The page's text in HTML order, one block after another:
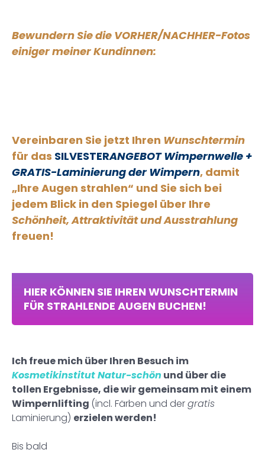
Bewundern Sie die VORHER/NACHHER-Fotos
einiger meiner Kundinnen:
Vereinbaren Sie jetzt Ihren Wunschtermin
für das SILVESTERANGEBOT Wimpernwelle +
GRATIS-Laminierung der Wimpern, damit
„Ihre Augen strahlen“ und Sie sich bei
jedem Blick in den Spiegel über Ihre
Schönheit, Attraktivität und Ausstrahlung
freuen!
HIER KÖNNEN SIE IHREN WUNSCHTERMIN
FÜR STRAHLENDE AUGEN BUCHEN!
Ich freue mich über Ihren Besuch im
Kosmetikinstitut Natur-schön und über die
tollen Ergebnisse, die wir gemeinsam mit einem
Wimpernlifting (incl. Färben und dergratis
Laminierung) erzielen werden!
Bis bald